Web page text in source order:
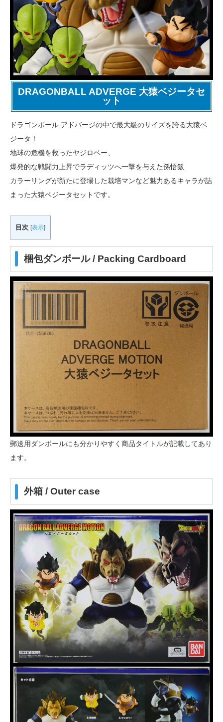
DRAGONBALL ADVERGE 大猿ベジータセ
ット
ドラゴンボール アドバージの中で最大級のサイズを誇る大猿ベ
ジータ！
地球の危機を救ったヤジロベー、
爆発的な戦闘力上昇でラディッツへ一撃を与えた孫悟飯
カラーリングが新たに登場した栽培マンなど魅力あるキャラが詰
まった大猿ベジータセットです。
目次 [表示]
梱包ダンボール / Packing Cardboard
郵送用ダンボールにも分かりやすく商品タイトルが記載してあり
ます。
外箱 / Outer case